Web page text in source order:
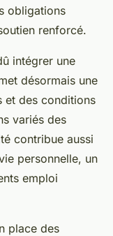
obligations
renforcé.
intégrer une
désormais une
et des conditions
variés des
contribue aussi
personnelle, un
emploi
place des